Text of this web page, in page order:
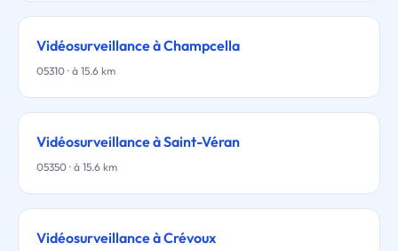
Vidéosurveillance à Champcella
05310 · à 15.6 km
Vidéosurveillance à Saint-Véran
05350 · à 15.6 km
Vidéosurveillance à Crévoux